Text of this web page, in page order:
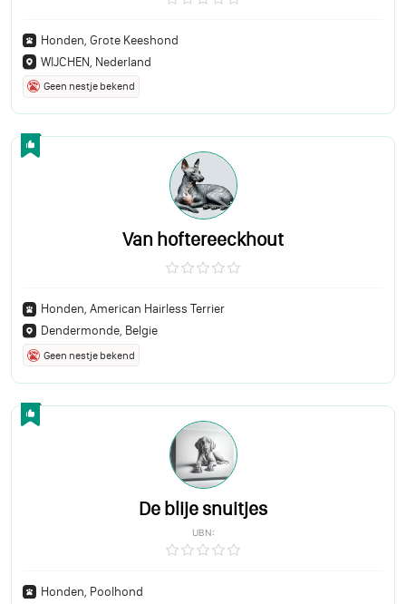
Honden, Grote Keeshond
WIJCHEN, Nederland
Geen nestje bekend
Van hoftereeckhout
Honden, American Hairless Terrier
Dendermonde, Belgie
Geen nestje bekend
De blije snuitjes
UBN:
Honden, Poolhond